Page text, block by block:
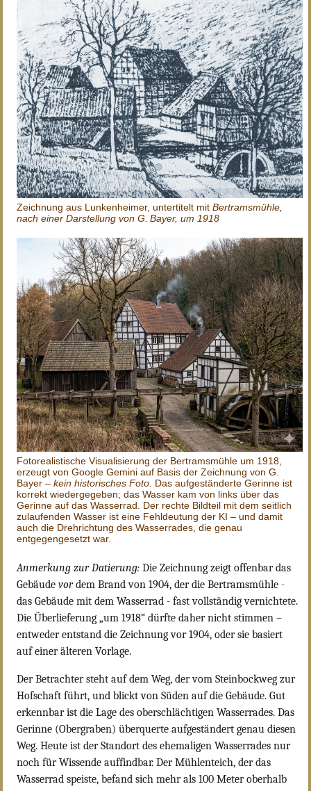
Zeichnung aus Lunkenheimer, untertitelt mit Bertramsmühle,
nach einer Darstellung von G. Bayer, um 1918
Fotorealistische Visualisierung der Bertramsmühle um 1918,
erzeugt von Google Gemini auf Basis der Zeichnung von G.
Bayer – kein historisches Foto . Das aufgeständerte Gerinne ist
korrekt wiedergegeben; das Wasser kam von links über das
Gerinne auf das Wasserrad. Der rechte Bildteil mit dem seitlich
zulaufenden Wasser ist eine Fehldeutung der KI – und damit
auch die Drehrichtung des Wasserrades, die genau
entgegengesetzt war.
Anmerkung zur Datierung: Die Zeichnung zeigt offenbar das
Gebäude vordem Brand von 1904, der die Bertramsmühle -
das Gebäude mit dem Wasserrad - fast vollständig vernichtete.
Die Überlieferung „um 1918“ dürfte daher nicht stimmen –
entweder entstand die Zeichnung vor 1904, oder sie basiert
auf einer älteren Vorlage.
Der Betrachter steht auf dem Weg, der vom Steinbockweg zur
Hofschaft führt, und blickt von Süden auf die Gebäude. Gut
erkennbar ist die Lage des oberschlächtigen Wasserrades. Das
Gerinne (Obergraben) überquerte aufgeständert genau diesen
Weg. Heute ist der Standort des ehemaligen Wasserrades nur
noch für Wissende auffindbar. Der Mühlenteich, der das
Wasserrad speiste, befand sich mehr als 100 Meter oberhalb